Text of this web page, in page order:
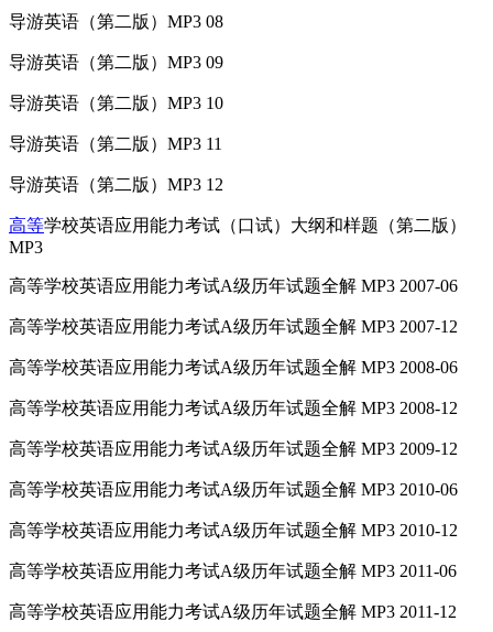
导游英语（第二版）MP3 08
导游英语（第二版）MP3 09
导游英语（第二版）MP3 10
导游英语（第二版）MP3 11
导游英语（第二版）MP3 12
高等学校英语应用能力考试（口试）大纲和样题（第二版）
MP3
高等学校英语应用能力考试A级历年试题全解 MP3 2007-06
高等学校英语应用能力考试A级历年试题全解 MP3 2007-12
高等学校英语应用能力考试A级历年试题全解 MP3 2008-06
高等学校英语应用能力考试A级历年试题全解 MP3 2008-12
高等学校英语应用能力考试A级历年试题全解 MP3 2009-12
高等学校英语应用能力考试A级历年试题全解 MP3 2010-06
高等学校英语应用能力考试A级历年试题全解 MP3 2010-12
高等学校英语应用能力考试A级历年试题全解 MP3 2011-06
高等学校英语应用能力考试A级历年试题全解 MP3 2011-12